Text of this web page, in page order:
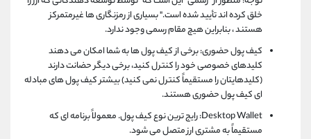
خلق کرده اند تأیید شده است." بسیاری از رمزنگاری ها غیرمتمرکز
هستند ، بنابراین هیچ مقام رسمی وجود ندارد.
کیف پول حضوری: برخی از کیف پول ها به شما امکان می دهند
کلیدهای خصوصی خود را کنترل کنید، برخی دیگر حضانت دارند
(کلیدهایتان را مستقیماً کنترل نمی کنید) بیشتر کیف پول های مبادله
ای کیف پول حضوری هستند.
Desktop Wallet: رایج ترین نوع کیف پول. معمولاً برنامه ای که
مستقیماً به مشتری ارز متصل می شود.